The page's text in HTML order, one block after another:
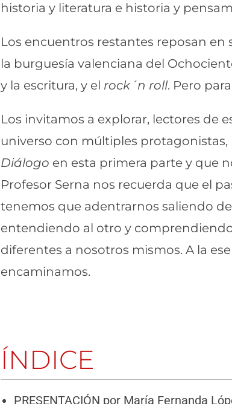
historia y literatura e historia y
Los encuentros restantes reposan en
la burguesía valenciana del
y la escritura, y el rock´n roll. Pero
Los invitamos a explorar, lectores de
universo con múltiples
Diálogo en esta primera parte y que
Profesor Serna nos recuerda que el
tenemos que adentrarnos saliendo
entendiendo al otro y
diferentes a nosotros mismos. A la
encaminamos.
ÍNDICE
PRESENTACIÓN por María Fernanda